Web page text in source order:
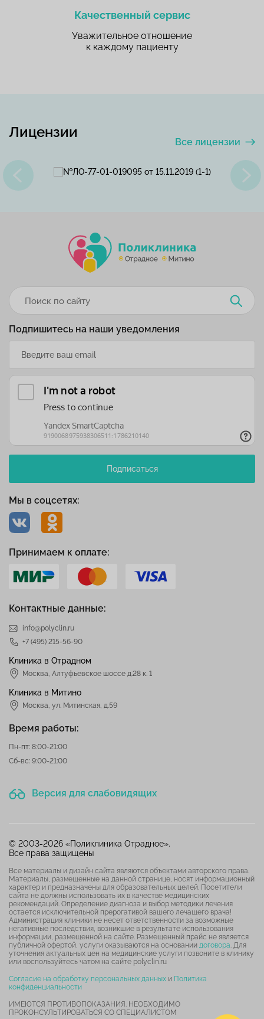
Качественный сервис
Уважительное отношение
к каждому пациенту
Лицензии
Все лицензии
Контактные данные:
info@polyclin.ru
+7 (495) 215-56-90
Клиника в Отрадном
Москва Алтуфьевское шоссе д.28 к. 1
Клиника в Митино
Москва, ул. Митинская, д.59
Время работы:
Пн-пт: 8:00-21:00
Сб-вс: 9:00-21:00
Мы в соцсетях:
Подпишитесь на наши уведомления
Подписаться
Версия для слабовидящих
Принимаем к оплате:
© 2003-2026 «Поликлиника Отрадное».
Все права защищены
Все материалы и дизайн сайта являются объектами авторского права.
Материалы, размещенные на данной странице, носят информационный
характер и предназначены для образовательных целей. Посетители
сайта не должны использовать их в качестве медицинских
рекомендаций. Определение диагноза и выбор методики лечения
остается исключительной прерогативой вашего лечащего врача!
Администрация клиники не несет ответственности за возможные
негативные последствия, возникшие в результате использования
информации, размещенной на сайте. Размещенный прайс не является
публичной офертой, услуги оказываются на основании договора . Для
уточнения актуальных цен на медицинские услуги позвоните в клинику
или воспользуйтесь чатом на сайте polyclin.ru
Согласие на обработку персональных данных и Политика
конфиденциальности
ИМЕЮТСЯ ПРОТИВОПОКАЗАНИЯ. НЕОБХОДИМО
ПРОКОНСУЛЬТИРОВАТЬСЯ СО СПЕЦИАЛИСТОМ